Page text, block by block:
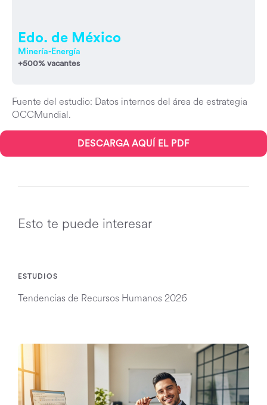
Edo. de México
Minería-Energía
+500% vacantes
Fuente del estudio: Datos internos del área de estrategia
OCCMundial.
DESCARGA AQUÍ EL PDF
Esto te puede interesar
ESTUDIOS
Tendencias de Recursos Humanos 2026